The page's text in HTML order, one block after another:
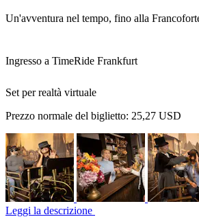
Un'avventura nel tempo, fino alla
Ingresso a TimeRide Frankfurt
Set per realtà virtuale
Prezzo normale del biglietto: 25,27 USD
Leggi la descrizione